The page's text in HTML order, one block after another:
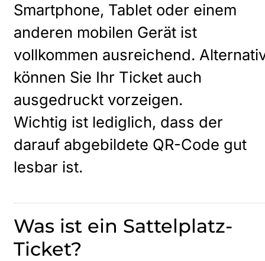
Smartphone, Tablet oder einem
anderen mobilen Gerät ist
vollkommen ausreichend.
können Sie Ihr Ticket auch
ausgedruckt vorzeigen.
Wichtig ist lediglich, dass der
darauf abgebildete QR-Code gut
lesbar ist.
Was ist ein Sattelplatz-
Ticket?